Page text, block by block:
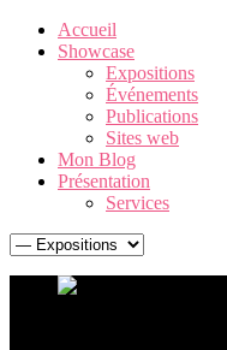
Accueil
Showcase
Expositions
Événements
Publications
Sites web
Mon Blog
Présentation
Services